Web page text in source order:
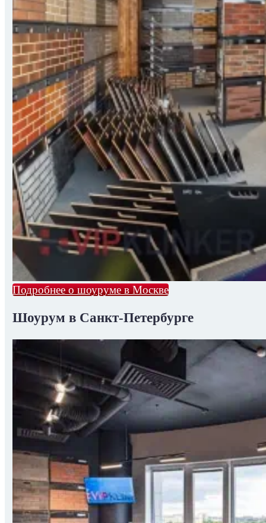
Подробнее о шоуруме в Москве
Шоурум в Санкт-Петербурге